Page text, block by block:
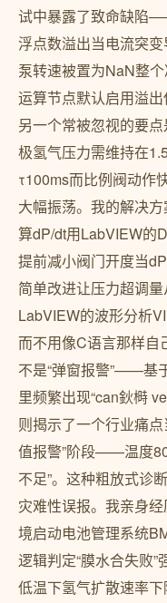
试中暴露了致命缺陷
浮点数溢出当电流突
泵转速被置为NaN整
运算节点默认启用溢出
另一个常被忽视的要
极氢气压力需维持在
τ100ms而比例阀动作
大幅振荡。我的解决
算dP/dt用LabVIEW的
提前减小阀门开度当
简单改进让压力超调
LabVIEW的波形分析
而不用像C语言那样自
不是“弹窗报警”——基
里频繁出现“can鈥榯
则揭示了一个行业痛
值报警”阶段——温度
不足”。这种粗放式诊
灾难性误报。我亲身
境启动电池管理系统
逻辑判定“膜水合失败
低温下氢气扩散速率